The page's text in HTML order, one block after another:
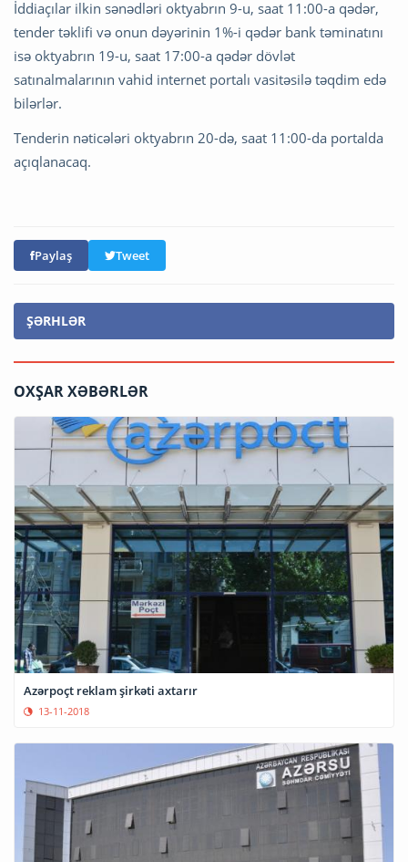
İddiaçılar ilkin sənədləri oktyabrın 9-u, saat 11:00-a qədər,
tender təklifi və onun dəyərinin 1%-i qədər bank təminatını
isə oktyabrın 19-u, saat 17:00-a qədər dövlət
satınalmalarının vahid internet portalı vasitəsilə təqdim edə
bilərlər.
Tenderin nəticələri oktyabrın 20-də, saat 11:00-da portalda
açıqlanacaq.
Paylaş Tweet
ŞƏRHLƏR
OXŞAR XƏBƏRLƏR
Azərpoçt reklam şirkəti axtarır
13-11-2018